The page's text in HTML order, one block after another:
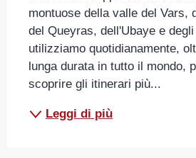
montuose della valle del Vars,
del Queyras, dell'Ubaye e
utilizziamo quotidianamente,
lunga durata in tutto il mondo,
scoprire gli itinerari più...
Leggi di più